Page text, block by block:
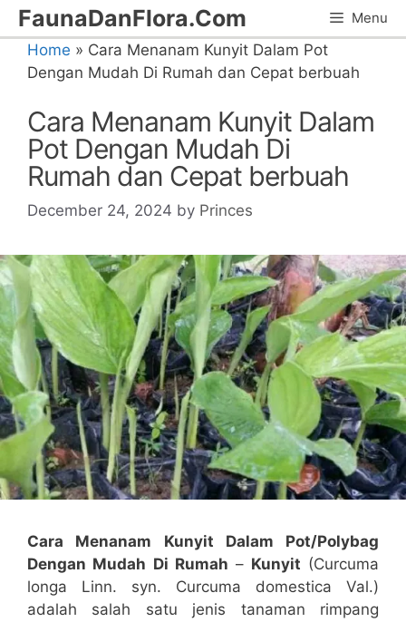
Skip
to
content
FaunaDanFlora.Com Menu
Home » Cara Menanam Kunyit Dalam Pot
Dengan Mudah Di Rumah dan Cepat berbuah
Cara Menanam Kunyit Dalam
Pot Dengan Mudah Di
Rumah dan Cepat berbuah
December 24, 2024 by Princes
Cara Menanam Kunyit Dalam Pot/Polybag
Dengan Mudah Di Rumah – Kunyit (Curcuma
longa Linn. syn. Curcuma domestica Val.)
adalah salah satu jenis tanaman rimpang